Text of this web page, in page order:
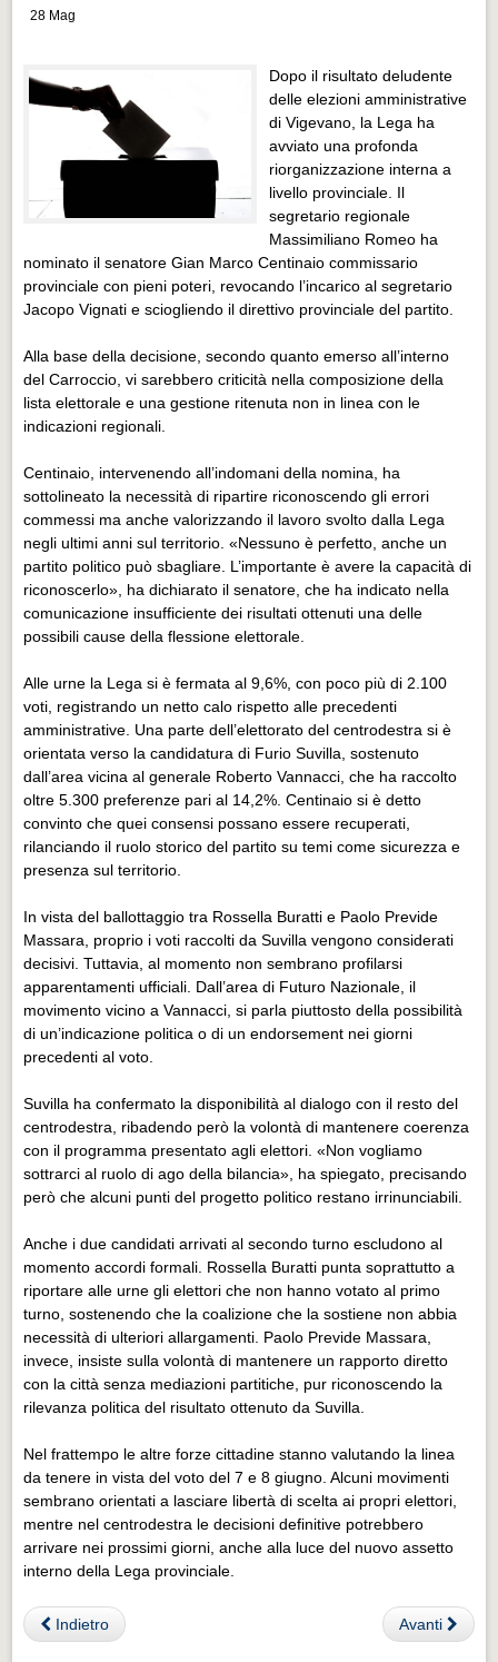
Progetti Realizzati
EVENTI
EVENTI
Eventi Vigevano
Eventi Vigevano
Eventi Pavia
28 Mag
Dopo il risultato deludente
delle elezioni amministrative
di Vigevano, la Lega ha
avviato una profonda
riorganizzazione interna a
livello provinciale. Il
segretario regionale
Massimiliano Romeo ha
nominato il senatore Gian Marco Centinaio commissario
provinciale con pieni poteri, revocando l’incarico al segretario
Jacopo Vignati e sciogliendo il direttivo provinciale del partito.
Alla base della decisione, secondo quanto emerso all’interno
del Carroccio, vi sarebbero criticità nella composizione della
lista elettorale e una gestione ritenuta non in linea con le
indicazioni regionali.
Centinaio, intervenendo all’indomani della nomina, ha
sottolineato la necessità di ripartire riconoscendo gli errori
commessi ma anche valorizzando il lavoro svolto dalla Lega
negli ultimi anni sul territorio. «Nessuno è perfetto, anche un
partito politico può sbagliare. L’importante è avere la capacità di
riconoscerlo», ha dichiarato il senatore, che ha indicato nella
comunicazione insufficiente dei risultati ottenuti una delle
possibili cause della flessione elettorale.
Alle urne la Lega si è fermata al 9,6%, con poco più di 2.100
voti, registrando un netto calo rispetto alle precedenti
amministrative. Una parte dell’elettorato del centrodestra si è
orientata verso la candidatura di Furio Suvilla, sostenuto
dall’area vicina al generale Roberto Vannacci, che ha raccolto
oltre 5.300 preferenze pari al 14,2%. Centinaio si è detto
convinto che quei consensi possano essere recuperati,
rilanciando il ruolo storico del partito su temi come sicurezza e
presenza sul territorio.
In vista del ballottaggio tra Rossella Buratti e Paolo Previde
Massara, proprio i voti raccolti da Suvilla vengono considerati
decisivi. Tuttavia, al momento non sembrano profilarsi
apparentamenti ufficiali. Dall’area di Futuro Nazionale, il
movimento vicino a Vannacci, si parla piuttosto della possibilità
di un’indicazione politica o di un endorsement nei giorni
precedenti al voto.
Suvilla ha confermato la disponibilità al dialogo con il resto del
centrodestra, ribadendo però la volontà di mantenere coerenza
con il programma presentato agli elettori. «Non vogliamo
sottrarci al ruolo di ago della bilancia», ha spiegato, precisando
però che alcuni punti del progetto politico restano irrinunciabili.
Anche i due candidati arrivati al secondo turno escludono al
momento accordi formali. Rossella Buratti punta soprattutto a
riportare alle urne gli elettori che non hanno votato al primo
turno, sostenendo che la coalizione che la sostiene non abbia
necessità di ulteriori allargamenti. Paolo Previde Massara,
invece, insiste sulla volontà di mantenere un rapporto diretto
con la città senza mediazioni partitiche, pur riconoscendo la
rilevanza politica del risultato ottenuto da Suvilla.
Nel frattempo le altre forze cittadine stanno valutando la linea
da tenere in vista del voto del 7 e 8 giugno. Alcuni movimenti
sembrano orientati a lasciare libertà di scelta ai propri elettori,
mentre nel centrodestra le decisioni definitive potrebbero
arrivare nei prossimi giorni, anche alla luce del nuovo assetto
interno della Lega provinciale.
Indietro Avanti